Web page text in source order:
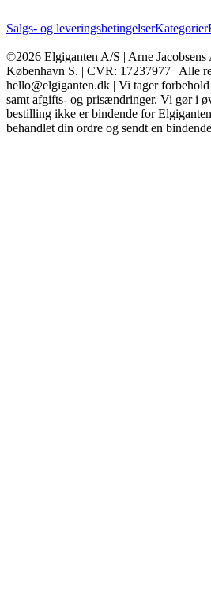
Salgs- og leveringsbetingelserKategorier
©2026 Elgiganten A/S | Arne
København S. | CVR: 17237977 | Alle
hello@elgiganten.dk | Vi tager
samt afgifts- og prisændringer. Vi gør i
bestilling ikke er bindende for
behandlet din ordre og sendt en